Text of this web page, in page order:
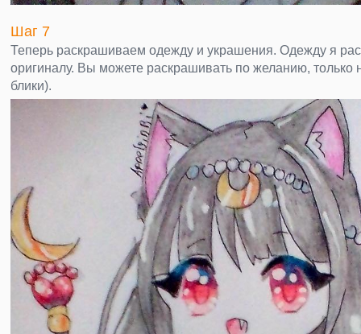
Шаг 7
Теперь раскрашиваем одежду и украшения. Одежду я
оригиналу. Вы можете раскрашивать по желанию, только
блики).